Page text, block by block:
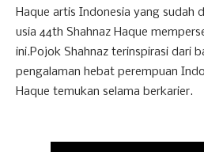
Haque artis Indonesia yang sudah
usia 44th Shahnaz Haque
ini.Pojok Shahnaz terinspirasi dari
pengalaman hebat perempuan
Haque temukan selama berkarier.